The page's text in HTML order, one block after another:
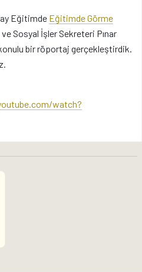
Eğitimde Eğitimde Görme
Sosyal İşler Sekreteri Pınar
bir röportaj gerçekleştirdik.
watch?